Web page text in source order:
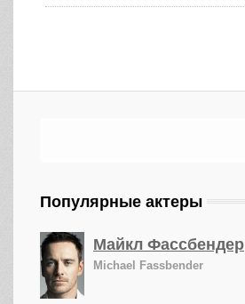
Популярные актеры
Майкл Фассбендер
Michael Fassbender